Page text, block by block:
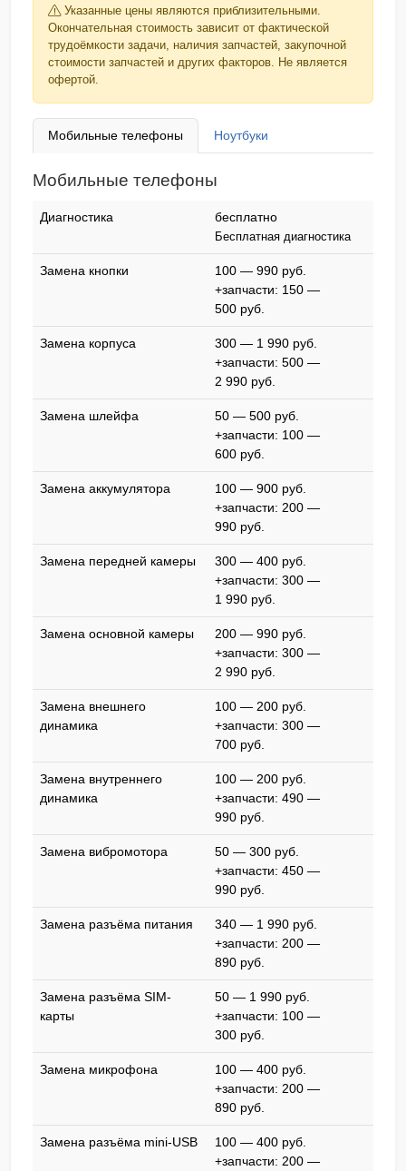
Указанные цены являются приблизительными.
Окончательная стоимость зависит от фактической
трудоёмкости задачи, наличия запчастей, закупочной
стоимости запчастей и других факторов. Не является
офертой.
Мобильные телефоны Ноутбуки
Мобильные телефоны
Диагностика бесплатно
Бесплатная диагностика
Замена кнопки
100 — 990 pyб.
+запчасти: 150 —
500 pyб.
Замена корпуса
300 — 1 990 pyб.
+запчасти: 500 —
2 990 pyб.
Замена шлейфа
50 — 500 pyб.
+запчасти: 100 —
600 pyб.
Замена аккумулятора
100 — 900 pyб.
+запчасти: 200 —
990 pyб.
Замена передней камеры
300 — 400 pyб.
+запчасти: 300 —
1 990 pyб.
Замена основной камеры
200 — 990 pyб.
+запчасти: 300 —
2 990 pyб.
Замена внешнего
динамика
100 — 200 pyб.
+запчасти: 300 —
700 pyб.
Замена внутреннего
динамика
100 — 200 pyб.
+запчасти: 490 —
990 pyб.
Замена вибромотора
50 — 300 pyб.
+запчасти: 450 —
990 pyб.
Замена разъёма питания
340 — 1 990 pyб.
+запчасти: 200 —
890 pyб.
Замена разъёма SIM-
карты
50 — 1 990 pyб.
+запчасти: 100 —
300 pyб.
Замена микрофона
100 — 400 pyб.
+запчасти: 200 —
890 pyб.
Замена разъёма mini-USB
100 — 400 pyб.
+запчасти: 200 —